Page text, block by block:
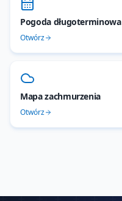
Pogoda długoterminowa
Otwórz
Mapa zachmurzenia
Otwórz